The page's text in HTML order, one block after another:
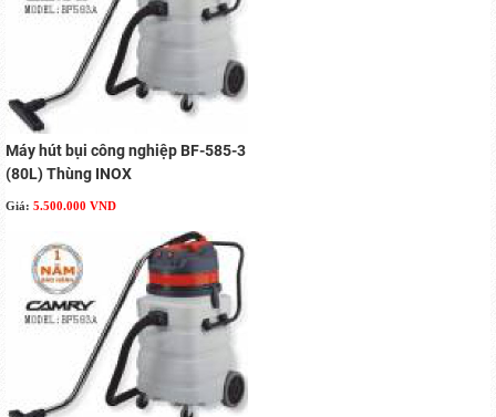
Máy hút bụi công nghiệp BF-585-3
(80L) Thùng INOX
Giá: 5.500.000 VND